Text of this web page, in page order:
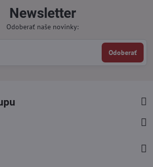
Newsletter
Odoberať naše novinky:
Odoberať